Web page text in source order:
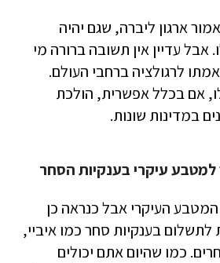
ארגון ליברה, שגם יהיה
עדיין אין תשובה ברורה מי
לרגולציה ברחבי העולם.
אם בכלל אפשרית, הולכת
במדינות שונות.
עיקרי בענקיות הסחר
העיקרי אבל כנראה כן
בענקיות סחר כמו איביי,
כמו שהיום אתם יכולים